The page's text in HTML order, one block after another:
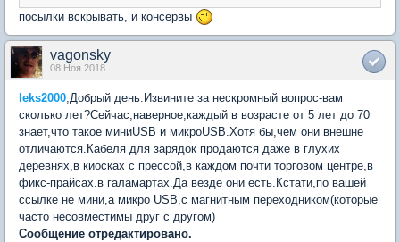
посылки вскрывать, и консервы
vagonsky
08 Ноя 2018
leks2000,Добрый день.Извините за нескромный вопрос-вам
сколько лет?Сейчас,наверное,каждый в возрасте от 5 лет до 70
знает,что такое миниUSB и микроUSB.Хотя бы,чем они внешне
отличаются.Кабеля для зарядок продаются даже в глухих
деревнях,в киосках с прессой,в каждом почти торговом центре,в
фикс-прайсах.в галамартах.Да везде они есть.Кстати,по вашей
ссылке не мини,а микро USB,с магнитным переходником(которые
часто несовместимы друг с другом)
Сообщение отредактировано.